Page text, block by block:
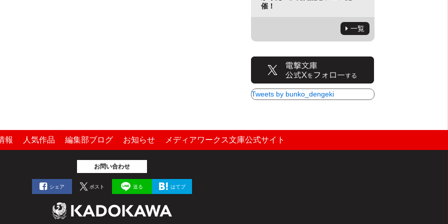
催！
一覧
Tweets by bunko_dengeki
報 人気作品 編集部ブログ お知らせ メディアワークス文庫公式サイト
お問い合わせ
シェア ポスト 送る はてブ